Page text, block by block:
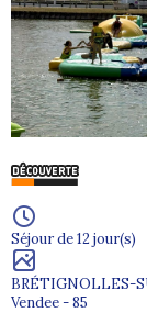
Séjour de 12 jour(s)
BRÉTIGNOLLES-
Vendee - 85